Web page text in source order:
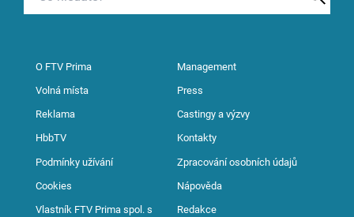
O FTV Prima Management
Volná místa Press
Reklama Castingy a výzvy
HbbTV Kontakty
Podmínky užívání Zpracování osobních údajů
Cookies Nápověda
Vlastník FTV Prima spol. s
Redakce